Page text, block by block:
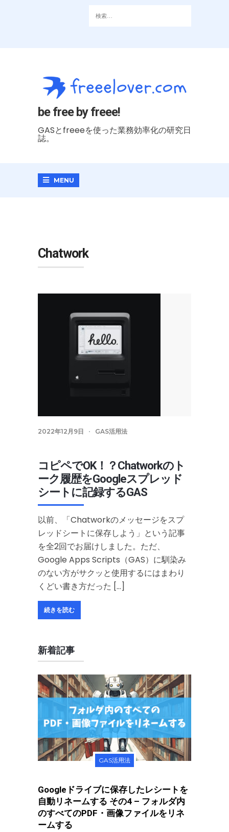
be free by freee!
GASとfreeeを使った業務効率化の研究日
誌。
MENU
Chatwork
2022年12月9日 GAS活用法
コピペでOK！？Chatworkのト
ーク履歴をGoogleスプレッド
シートに記録するGAS
以前、「Chatworkのメッセージをスプ
レッドシートに保存しよう」という記事
を全2回でお届けしました。ただ、
Google Apps Scripts（GAS）に馴染み
のない方がサクッと使用するにはまわり
くどい書き方だった […]
続きを読む
新着記事
GAS活用法
Googleドライブに保存したレシートを
自動リネームする その4 – フォルダ内
のすべてのPDF・画像ファイルをリネ
ームする